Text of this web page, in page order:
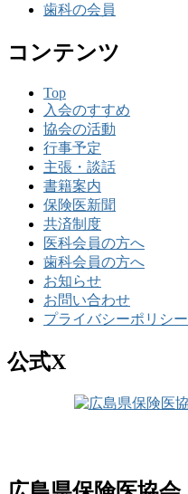
歯科の会員
コンテンツ
Top
入会のすすめ
協会の活動
行事予定
主張・談話
書籍案内
保険医新聞
共済制度
医科会員の方へ
歯科会員の方へ
お知らせ
お問い合わせ
プライバシーポリシー
公式X